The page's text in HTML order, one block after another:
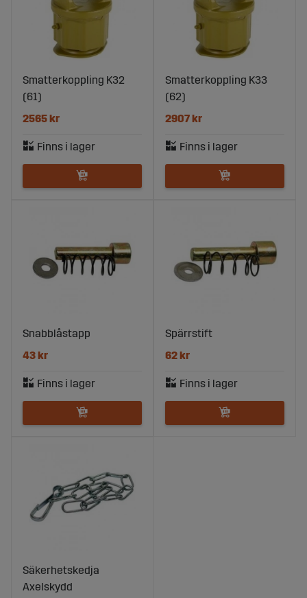
Smatterkoppling K32
(61)
2565 kr
Smatterkoppling K33
(62)
2907 kr
Snabblåstapp
43 kr
Spärrstift
62 kr
Säkerhetskedja
Axelskydd